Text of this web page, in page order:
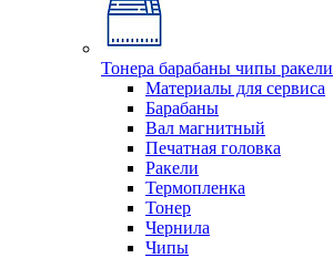
Тонера барабаны чипы ракели
Материалы для сервиса
Барабаны
Вал магнитный
Печатная головка
Ракели
Термопленка
Тонер
Чернила
Чипы